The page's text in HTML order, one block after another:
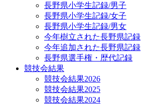
長野県小学生記録/男子
長野県小学生記録/女子
長野県小学生記録/男女
今年樹立された長野県記録
今年追加された長野県記録
長野県選手権・歴代記録
競技会結果
競技会結果2026
競技会結果2025
競技会結果2024